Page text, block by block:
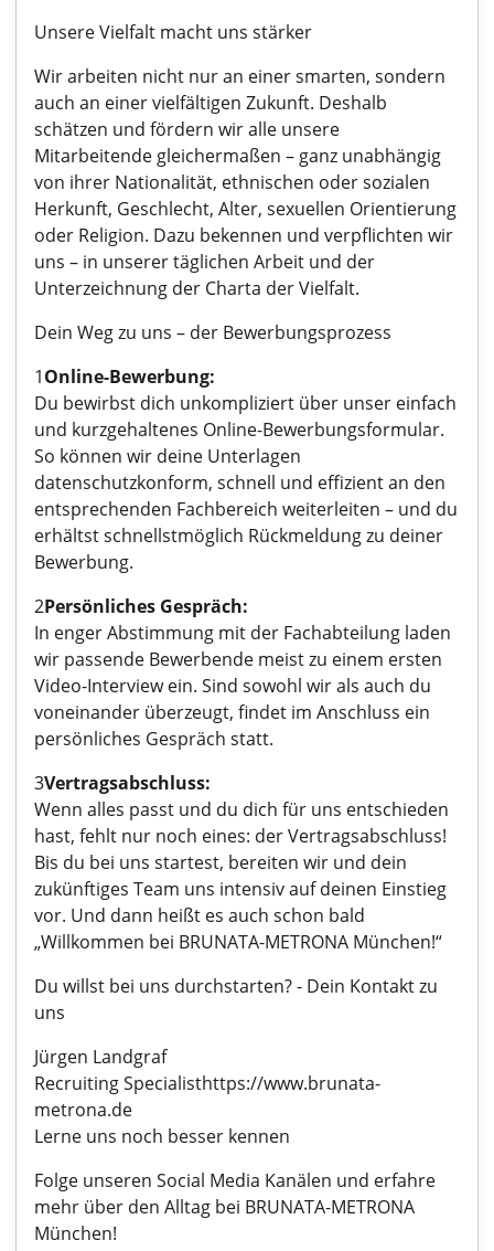
Unsere Vielfalt macht uns stärker
Wir arbeiten nicht nur an einer smarten, sondern
auch an einer vielfältigen Zukunft. Deshalb
schätzen und fördern wir alle unsere
Mitarbeitende gleichermaßen – ganz unabhängig
von ihrer Nationalität, ethnischen oder sozialen
Herkunft, Geschlecht, Alter, sexuellen Orientierung
oder Religion. Dazu bekennen und verpflichten wir
uns – in unserer täglichen Arbeit und der
Unterzeichnung der Charta der Vielfalt.
Dein Weg zu uns – der Bewerbungsprozess
1Online-Bewerbung:
Du bewirbst dich unkompliziert über unser einfach
und kurzgehaltenes Online-Bewerbungsformular.
So können wir deine Unterlagen
datenschutzkonform, schnell und effizient an den
entsprechenden Fachbereich weiterleiten – und du
erhältst schnellstmöglich Rückmeldung zu deiner
Bewerbung.
2Persönliches Gespräch:
In enger Abstimmung mit der Fachabteilung laden
wir passende Bewerbende meist zu einem ersten
Video-Interview ein. Sind sowohl wir als auch du
voneinander überzeugt, findet im Anschluss ein
persönliches Gespräch statt.
3Vertragsabschluss:
Wenn alles passt und du dich für uns entschieden
hast, fehlt nur noch eines: der Vertragsabschluss!
Bis du bei uns startest, bereiten wir und dein
zukünftiges Team uns intensiv auf deinen Einstieg
vor. Und dann heißt es auch schon bald
„Willkommen bei BRUNATA-METRONA München!“
Du willst bei uns durchstarten? - Dein Kontakt zu
uns
Jürgen Landgraf
Recruiting Specialisthttps://www.brunata-
metrona.de
Lerne uns noch besser kennen
Folge unseren Social Media Kanälen und erfahre
mehr über den Alltag bei BRUNATA-METRONA
München!